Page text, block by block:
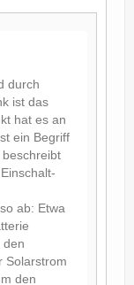
durch
ist das
hat es an
ein Begriff
ab: Etwa
den
Solarstrom
den